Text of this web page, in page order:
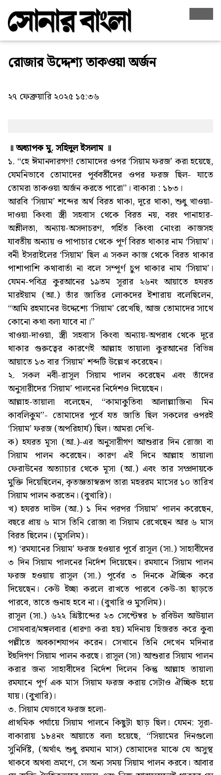
রোজার উদ্দেশ্য তাকওয়া অর্জন
২৭ ফেব্রুয়ারি ২০২৫ ১৫:৩৬
॥ অধ্যাপক মু. সহিদুল ইসলাম ॥
১. “হে ঈমানদারগণ! তোমাদের ওপর ‘সিয়াম ফরজ’ করা হয়েছে,
যেমনিভাবে তোমাদের পূর্ববর্তীদের ওপর ফরজ ছিল- যাতে
তোমরা তাকওয়া অর্জন করতে পারো”। বাকারা : ১৮৩।
আরবি ‘সিয়াম’ শব্দের অর্থ বিরত থাকা, দূরে থাকা, শুধু খাওয়া-
দাওয়া কিংবা স্ত্রী সহবাস থেকে বিরত নয়, বরং পানাহার-
অশ্লীলতা, অন্যায়-অসদাচরণ, গর্হিত কিংবা নোংরা কাজসহ
যাবতীয় অন্যায় ও পাপাচার থেকে পূর্ণ বিরত থাকার নাম ‘সিয়াম’।
বনী ইসরাইলের ‘সিয়াম’ ছিল এ সকল কাজ থেকে বিরত থাকার
পাশাপাশি কথাবার্তা না বলে সম্পূর্ণ চুপ থাকার নাম ‘সিয়াম’।
যেমন-পবিত্র কুরআনের ১৯তম সূরার ২৬নং আয়াতে হযরত
মারইয়াম (আ.) তাঁর জাতির লোকদের ইশারায় বলেছিলেন,
“আমি রহমানের উদ্দেশ্যে ‘সিয়াম’ রেখেছি, আজ তোমাদের সাথে
কোনো কথা বলা যাবে না।”
খাওয়া-দাওয়া, স্ত্রী সহবাস কিংবা অন্যায়-অপরাধ থেকে দূরে
থাকার গুরুত্বের কারণেই আল্লাহ তায়ালা কুরআনের বিভিন্ন
আয়াতে ১৩ বার ‘সিয়াম’ শব্দটি উল্লেখ করেছেন।
২. সকল নবী-রাসূল সিয়াম পালন করেছেন এবং তাঁদের
অনুসারীদের ‘সিয়াম’ পালনের নির্দেশও দিয়েছেন।
আল্লাহ-তায়ালা বলেছেন, “কামাকুতিবা আলাল্লাজিনা মিন
কাবলিকুম”- তোমাদের পূর্বে যত জাতি ছিল সকলের ওপরই
‘সিয়াম’ ফরজ (অপরিহার্য) ছিল। আমরা দেখি-
ক) হযরত মূসা (আ.)-এর অনুসারীগণ আশুরার দিন রোজা বা
সিয়াম পালন করেছেন। কারণ এই দিনে আল্লাহ তায়ালা
ফেরাউনের অত্যাচার থেকে মূসা (আ.) এবং তার সম্প্রদায়কে
মুক্তি দিয়েছিলেন, কৃতজ্ঞতাস্বরূপ তারা মহররম মাসের ১০ তারিখ
সিয়াম পালন করতেন। (বুখারি)।
খ) হযরত দাউদ (আ.) ১ দিন পরপর ‘সিয়াম’ পালন করেছেন,
বছরে প্রায় ৬ মাস তিনি রোজা বা সিয়াম রেখেছেন আর ৬ মাস
বিরত ছিলেন। (মুসলিম)।
গ) ‘রমযানের সিয়াম’ ফরজ হওয়ার পূর্বে রাসূল (সা.) সাহাবীদের
৩ দিন সিয়াম পালনের নির্দেশ দিয়েছেন। রমযানে সিয়াম পালন
ফরজ হওয়ায় রাসূল (সা.) পূর্বের ৩ দিনকে ঐচ্ছিক করে
দিয়েছেন। কেউ ইচ্ছা করলে রাখতে পারবে কেউ-তা ছাড়তে
পারবে, তাতে গুনাহ হবে না। (বুখারি ও মুসলিম)।
রাসূল (সা.) ৬২২ খ্রিষ্টাব্দের ২৩ সেপ্টেম্বর ৮ রবিউল আউয়াল
সোমবার/মঙ্গলবার (ধারণা করা হয়) মদিনায় হিজরত করে কুবা
পল্লীতে অবকাশযাপন করেন। সেখানে তিনি দেখেন মদিনার
ইহুদিগণ সিয়াম পালন করছে। রাসূল (সা) আশুরার সিয়াম পালন
করার জন্য সাহাবীদের নির্দেশ দিলেন কিন্তু আল্লাহ তায়ালা
রমযানে পূর্ণ এক মাস সিয়াম ফরজ করায় সেটাও ঐচ্ছিক হয়ে
যায়। (বুখারি)।
৩. সিয়াম যেভাবে ফরজ হলো-
প্রাথমিক পর্যায়ে সিয়াম পালনে কিছুটা ছাড় ছিল। যেমন: সূরা-
বাকারায় ১৮৪নং আয়াতে বলা হয়েছে, “সিয়ামের দিনগুলো
সুনির্দিষ্ট, (অর্থাৎ শুধু রমযান মাস) তোমাদের মাঝে যে অসুস্থ
থাকবে অথবা ভ্রমণে, সে অন্য সময় সিয়াম পালন করবে। আবার